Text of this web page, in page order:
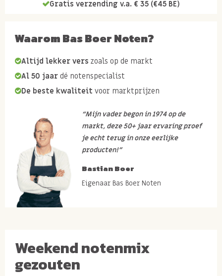
Gratis verzending v.a. € 35 (€45 BE)
Waarom Bas Boer Noten?
Altijd lekker vers zoals op de markt
Al 50 jaar dé notenspecialist
De beste kwaliteit voor marktprijzen
“Mijn vader begon in 1974 op de
markt, deze 50+ jaar ervaring proef
je echt terug in onze eerlijke
producten!”
Bastian Boer
Eigenaar Bas Boer Noten
Weekend notenmix
gezouten